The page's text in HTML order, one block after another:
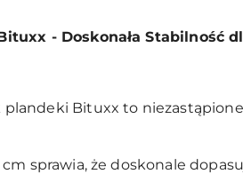
- Doskonała Stabilność
Bituxx to
sprawia, że doskonale